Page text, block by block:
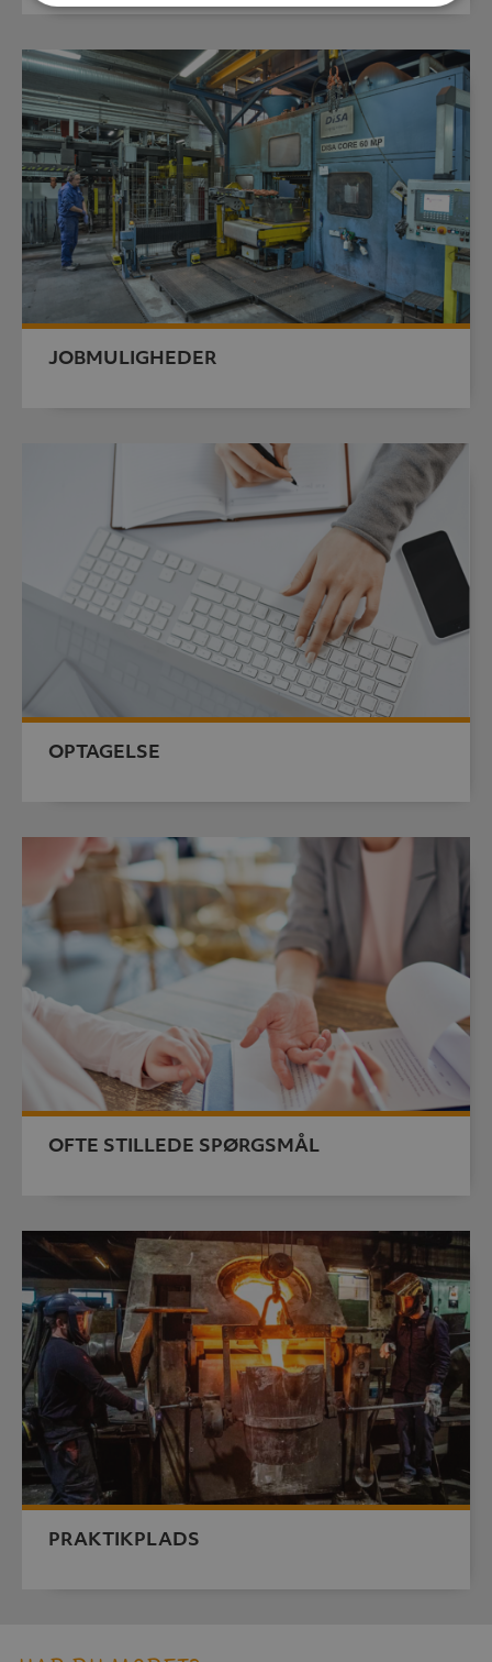
JOBMULIGHEDER
OPTAGELSE
OFTE STILLEDE SPØRGSMÅL
PRAKTIKPLADS